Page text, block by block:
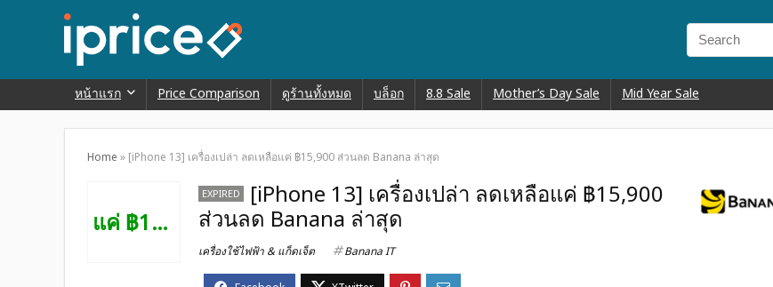
หน้าแรก Price Comparison ดูร้านทั้งหมด บล็อก 8.8 Sale Mother’s Day Sale Mid Year Sale
Home » [iPhone 13] เครื่องเปล่า ลดเหลือแค่ ฿15,900 ส่วนลด Banana ล่าสุด
แค่ ฿15K
EXPIRED
[iPhone 13] เครื่องเปล่า ลดเหลือแค่ ฿15,900
ส่วนลด Banana ล่าสุด
เครื่องใช้ไฟฟ้า & แก็ดเจ็ต Banana IT